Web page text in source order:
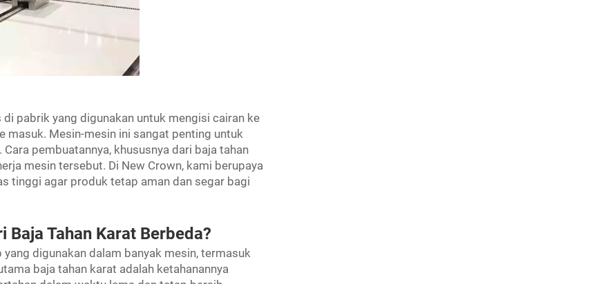
pabrik yang digunakan untuk mengisi cairan ke
Mesin-mesin ini sangat penting untuk
pembuatannya, khususnya dari baja tahan
mesin tersebut. Di New Crown, kami berupaya
tinggi agar produk tetap aman dan segar bagi
Tahan Karat Berbeda?
digunakan dalam banyak mesin, termasuk
baja tahan karat adalah ketahanannya